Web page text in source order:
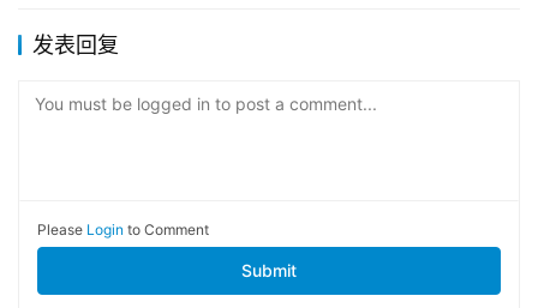
发表回复
You must be logged in to post a comment...
Please Login to Comment
Submit